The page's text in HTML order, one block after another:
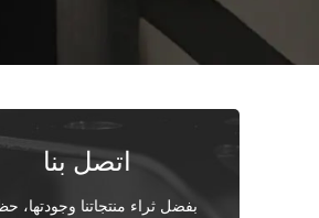
اتصل بنا
بفضل ثراء منتجاتنا وجودتها،